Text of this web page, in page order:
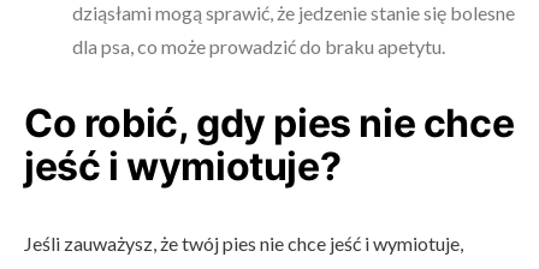
dziąsłami mogą sprawić, że jedzenie stanie się bolesne
dla psa, co może prowadzić do braku apetytu.
Co robić, gdy pies nie chce
jeść i wymiotuje?
Jeśli zauważysz, że twój pies nie chce jeść i wymiotuje,